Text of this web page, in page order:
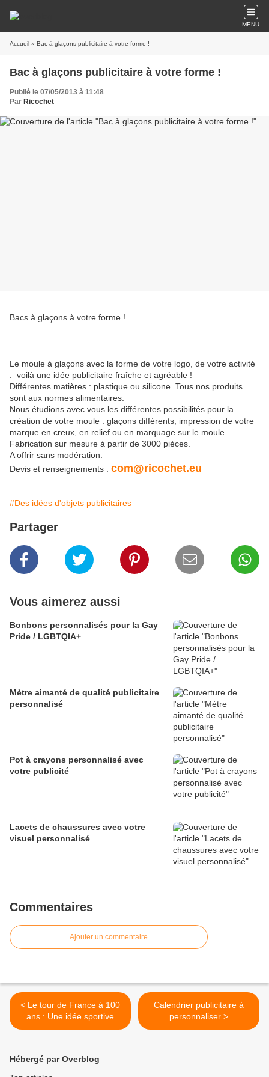
MENU
Accueil » Bac à glaçons publicitaire à votre forme !
Bac à glaçons publicitaire à votre forme !
Publié le 07/05/2013 à 11:48
Par Ricochet
Bacs à glaçons à votre forme !
Le moule à glaçons avec la forme de votre logo, de votre activité
: voilà une idée publicitaire fraîche et agréable !
Différentes matières : plastique ou silicone. Tous nos produits
sont aux normes alimentaires.
Nous étudions avec vous les différentes possibilités pour la
création de votre moule : glaçons différents, impression de votre
marque en creux, en relief ou en marquage sur le moule.
Fabrication sur mesure à partir de 3000 pièces.
A offrir sans modération.
Devis et renseignements : com@ricochet.eu
#Des idées d'objets publicitaires
Partager
Vous aimerez aussi
Bonbons personnalisés pour la Gay
Pride / LGBTQIA+
Mètre aimanté de qualité publicitaire
personnalisé
Pot à crayons personnalisé avec
votre publicité
Lacets de chaussures avec votre
visuel personnalisé
Commentaires
Ajouter un commentaire
< Le tour de France à 100
ans : Une idée sportive
publicitaire
Calendrier publicitaire à
personnaliser >
Hébergé par Overblog